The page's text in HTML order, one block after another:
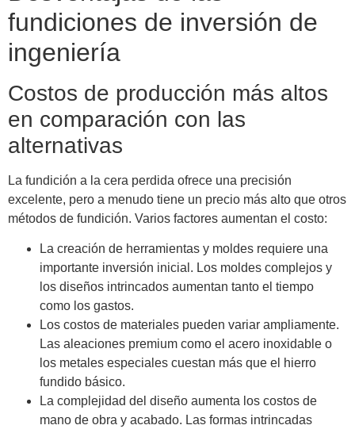
fundiciones de inversión de
ingeniería
Costos de producción más altos
en comparación con las
alternativas
La fundición a la cera perdida ofrece una precisión
excelente, pero a menudo tiene un precio más alto que otros
métodos de fundición. Varios factores aumentan el costo:
La creación de herramientas y moldes requiere una
importante inversión inicial. Los moldes complejos y
los diseños intrincados aumentan tanto el tiempo
como los gastos.
Los costos de materiales pueden variar ampliamente.
Las aleaciones premium como el acero inoxidable o
los metales especiales cuestan más que el hierro
fundido básico.
La complejidad del diseño aumenta los costos de
mano de obra y acabado. Las formas intrincadas